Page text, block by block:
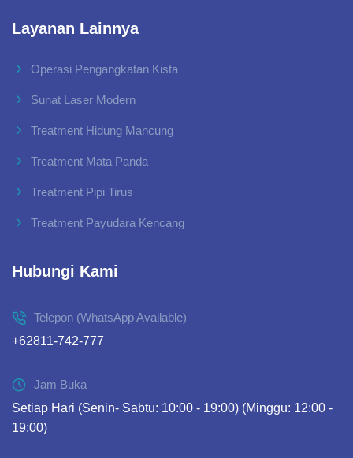
Layanan Lainnya
Operasi Pengangkatan Kista
Sunat Laser Modern
Treatment Hidung Mancung
Treatment Mata Panda
Treatment Pipi Tirus
Treatment Payudara Kencang
Hubungi Kami
Telepon (WhatsApp Available)
+62811-742-777
Jam Buka
Setiap Hari (Senin- Sabtu: 10:00 - 19:00) (Minggu: 12:00 -
19:00)